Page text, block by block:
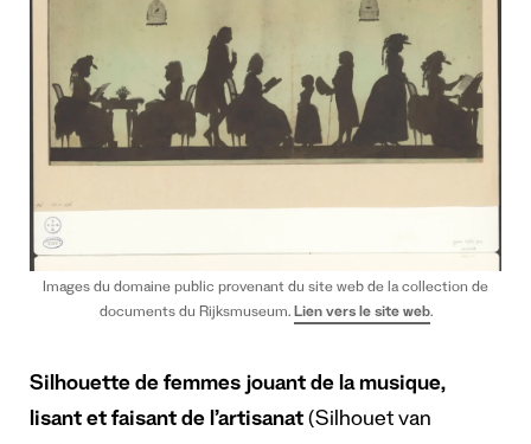
Images du domaine public provenant du site web de la collection de
documents du Rijksmuseum. Lien vers le site web.
Silhouette de femmes jouant de la musique,
lisant et faisant de l’artisanat (Silhouet van